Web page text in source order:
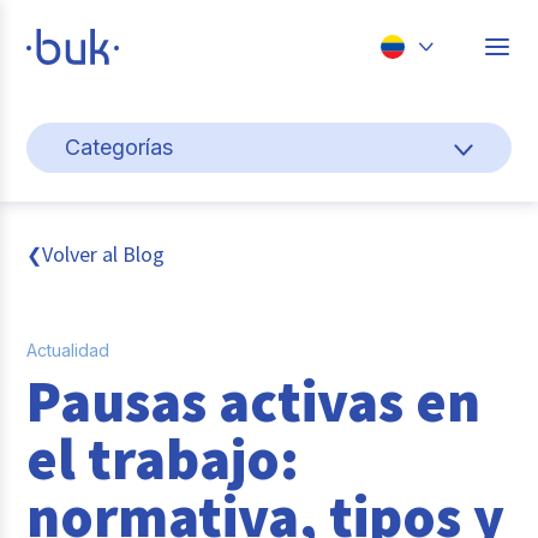
Perú
Categorías
Cultura y bienestar laboral
Gestión de personas
Pago de nómina
Buk
Transformación digital
Tendencias y Data
❮Volver al Blog
Actualidad
Pausas activas en
el trabajo:
normativa, tipos y